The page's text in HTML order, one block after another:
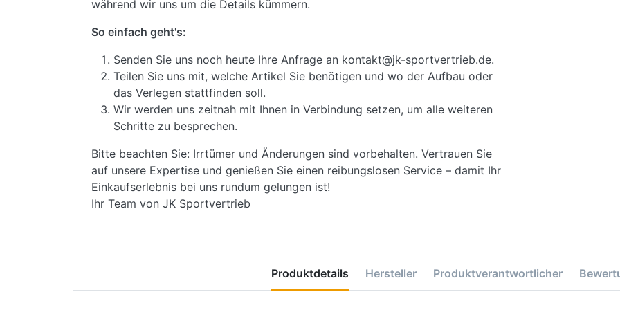
während wir uns um die Details kümmern.
So einfach geht's:
Senden Sie uns noch heute Ihre Anfrage an kontakt@jk-sportvertrieb.de.
Teilen Sie uns mit, welche Artikel Sie benötigen und wo der Aufbau oder
das Verlegen stattfinden soll.
Wir werden uns zeitnah mit Ihnen in Verbindung setzen, um alle weiteren
Schritte zu besprechen.
Bitte beachten Sie: Irrtümer und Änderungen sind vorbehalten. Vertrauen Sie
auf unsere Expertise und genießen Sie einen reibungslosen Service – damit Ihr
Einkaufserlebnis bei uns rundum gelungen ist!
Ihr Team von JK Sportvertrieb
Produktdetails Hersteller Produktverantwortlicher